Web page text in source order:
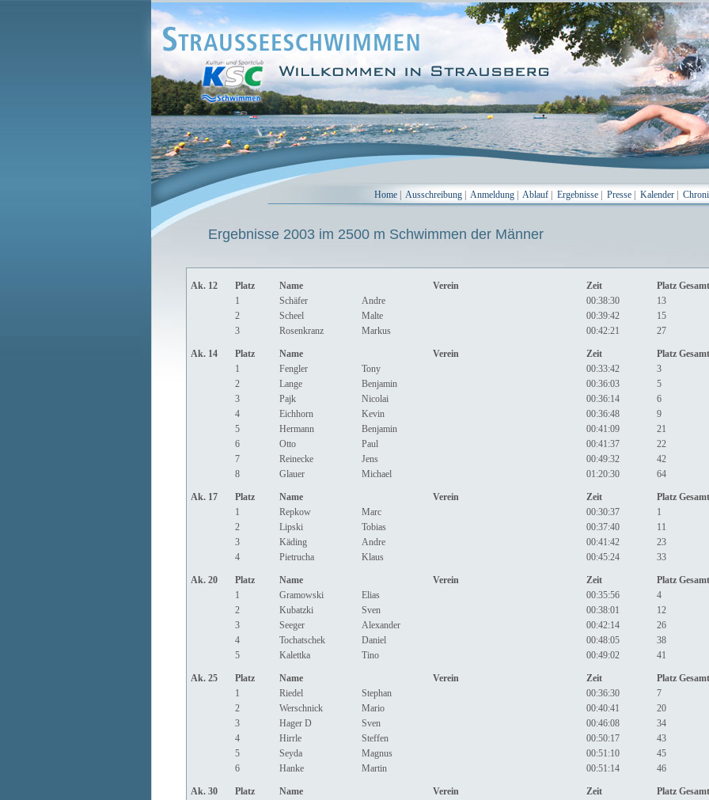
Home Ausschreibung Anmeldung Ablauf Ergebnisse Presse Kalender
Ergebnisse 2003 im 2500 m Schwimmen der Männer
Ak. 12 Platz Name Verein Zeit
Platz Gesamt
1
Schäfer Andre 00:38:30
13
2
Scheel Malte 00:39:42
15
3
Rosenkranz Markus 00:42:21 27
Ak. 14 Platz Name Verein Zeit
Platz Gesamt
1
Fengler Tony 00:33:42
3
2
Lange Benjamin 00:36:03
5
3
Pajk Nicolai 00:36:14
6
4
Eichhorn Kevin 00:36:48
9
5
Hermann Benjamin 00:41:09
21
6
Otto Paul 00:41:37
22
7
Reinecke Jens 00:49:32
42
8
Glauer Michael 01:20:30 64
Ak. 17 Platz Name Verein Zeit
Platz Gesamt
1
Repkow Marc 00:30:37
1
2
Lipski Tobias 00:37:40
11
3
Käding Andre 00:41:42
23
4
Pietrucha Klaus 00:45:24 33
Ak. 20 Platz Name Verein Zeit
Platz Gesamt
1
Gramowski Elias 00:35:56
4
2
Kubatzki Sven 00:38:01
12
3
Seeger Alexander 00:42:14
26
4
Tochatschek Daniel 00:48:05
38
5
Kalettka Tino 00:49:02 41
Ak. 25 Platz Name Verein Zeit
Platz Gesamt
1
Riedel Stephan 00:36:30
7
2
Werschnick Mario 00:40:41
20
3
Hager D Sven 00:46:08
34
4
Hirrle Steffen 00:50:17
43
5
Seyda Magnus 00:51:10
45
6
Hanke Martin 00:51:14 46
Ak. 30 Platz Name Verein Zeit
Platz Gesamt